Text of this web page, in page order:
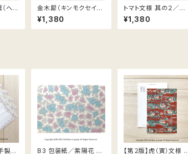
へび
金木犀（キンモクセイ）
文様 其の２／和モダン
ご祝儀袋【約100×187
mm】
¥1,380
トマト文様 其の２／和
モダン ご祝儀袋【約100
×187mm】
¥1,380
製封 B3 包装紙／紫陽花 あ 【第２版】虎（寅）文様 デ